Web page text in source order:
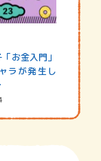
お金入門」
ラが発生し